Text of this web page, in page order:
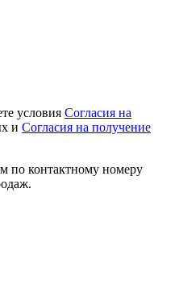
условия Согласия на
и Согласия на получение
по контактному номеру